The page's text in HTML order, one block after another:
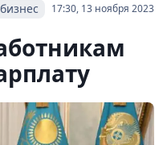
17:30, 13 ноября 2023